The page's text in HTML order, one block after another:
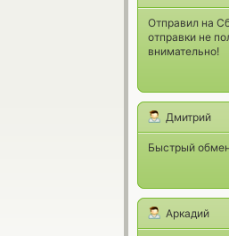
Отправил на
отправки не
внимательно!
Дмитрий
Быстрый
Аркадий